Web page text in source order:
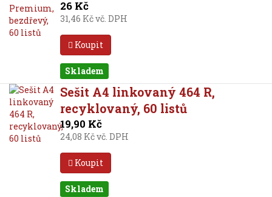
26 Kč
31,46 Kč vč. DPH
Koupit
Skladem
Sešit A4 linkovaný 464 R,
recyklovaný, 60 listů
19,90 Kč
24,08 Kč vč. DPH
Koupit
Skladem